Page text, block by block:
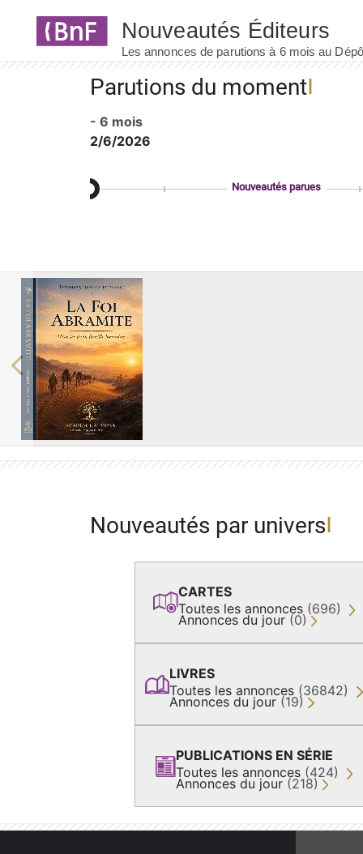
Parutions du moment
- 6 mois
2/6/2026
Nouveautés parues
Previous
Nouveautés par univers
CARTES
Toutes les annonces (696)
Annonces du jour (0)
LIVRES
Toutes les annonces (36842)
Annonces du jour (19)
PUBLICATIONS EN SÉRIE
Toutes les annonces (424)
Annonces du jour (218)